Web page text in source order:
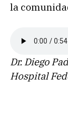
la
Dr. Diego
Hospital